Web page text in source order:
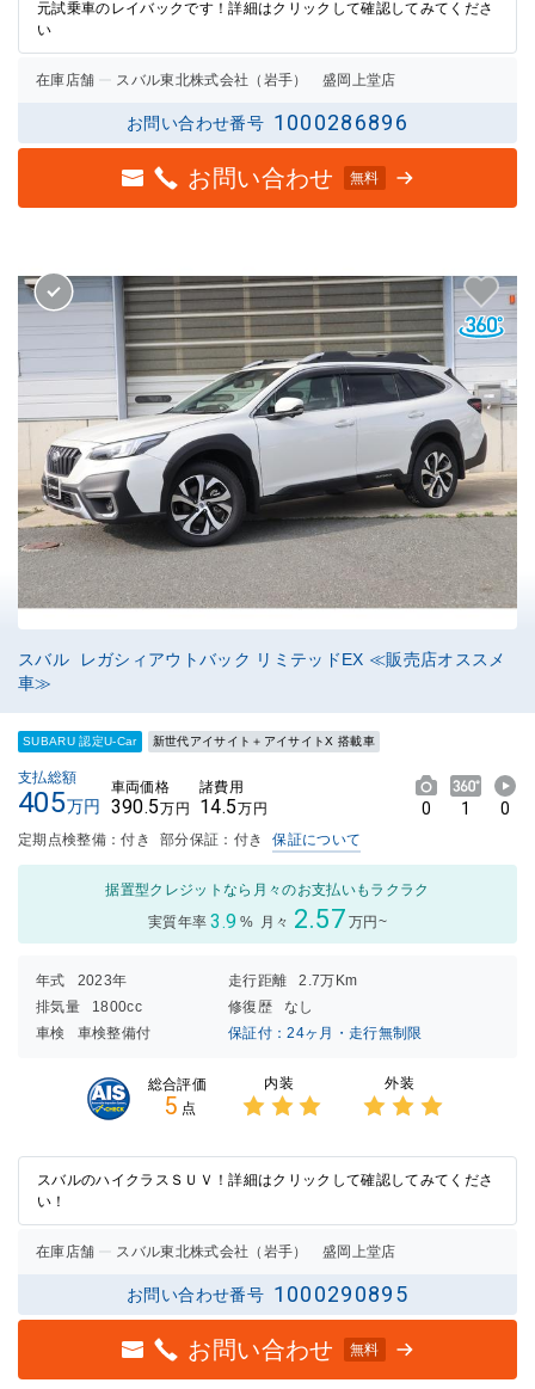
元試乗車のレイバックです！詳細はクリックして確認してみてくださ
い
在庫店舗 スバル東北株式会社（岩手） 盛岡上堂店
お問い合わせ番号 1000286896
お問い合わせ 無料
スバル レガシィアウトバック リミテッドEX ≪販売店オススメ
車≫
SUBARU 認定U-Car 新世代アイサイト＋アイサイトX 搭載車
支払総額
405万円
車両価格
390.5万円
諸費用
14.5万円 0 1 0
定期点検整備：付き 部分保証：付き 保証について
据置型クレジットなら月々のお支払いもラクラク
実質年率 3.9 % 月々 2.57 万円~
年式 2023年 走行距離
2.7万Km
排気量
1800cc 修復歴
なし
車検
車検整備付 保証付：24ヶ月・走行無制限
総合評価
5 点
内装
3点の
評価
外装
3点の
評価
スバルのハイクラスＳＵＶ！詳細はクリックして確認してみてくださ
い！
在庫店舗 スバル東北株式会社（岩手） 盛岡上堂店
お問い合わせ番号 1000290895
お問い合わせ 無料